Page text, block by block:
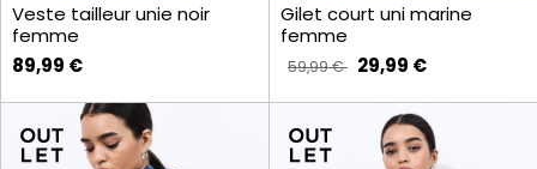
Veste tailleur unie noir
femme
89,99 €
Gilet court uni marine
femme
59,99 € 29,99 €